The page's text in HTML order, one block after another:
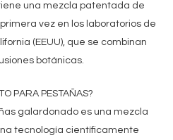
una mezcla patentada de
vez en los laboratorios de
(EEUU), que se combinan
botánicas.
PARA PESTAÑAS?
galardonado es una mezcla
tecnología científicamente